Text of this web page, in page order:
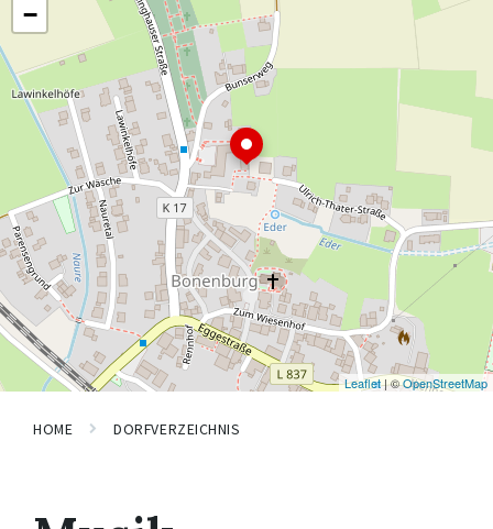
−
Leaflet| ©OpenStreetMap
HOME DORFVERZEICHNIS